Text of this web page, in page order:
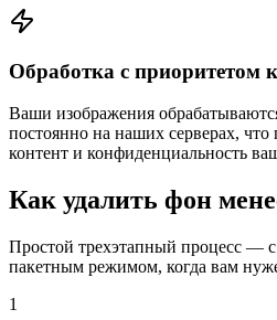
Обработка с приоритетом
Ваши изображения
постоянно на наших серверах,
контент и конфиденциальность
Как удалить фон
Простой трехэтапный процесс —
пакетным режимом, когда вам
1